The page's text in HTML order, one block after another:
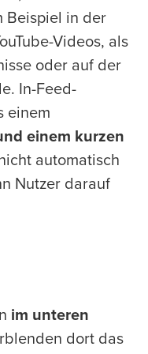
Beispiel in der
Videos, als
oder auf der
In-Feed-
einem
einem kurzen
automatisch
Nutzer darauf
im unteren
dort das